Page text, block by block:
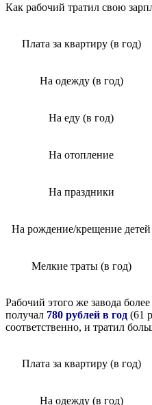
Как рабочий тратил свою
Плата за квартиру (в год)
На одежду (в год)
На еду (в год)
На отопление
На праздники
На рождение/крещение детей
Мелкие траты (в год)
Рабочий этого же завода
получал 780 рублей в год (61
соответственно, и тратил
Плата за квартиру (в год)
На одежду (в год)